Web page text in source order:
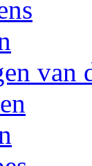
van